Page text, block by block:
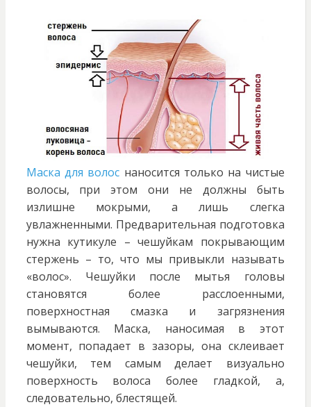
Маска для волос наносится только на чистые
волосы, при этом они не должны быть
излишне мокрыми, а лишь слегка
увлажненными. Предварительная подготовка
нужна кутикуле – чешуйкам покрывающим
стержень – то, что мы привыкли называть
«волос». Чешуйки после мытья головы
становятся более расслоенными,
поверхностная смазка и загрязнения
вымываются. Маска, наносимая в этот
момент, попадает в зазоры, она склеивает
чешуйки, тем самым делает визуально
поверхность волоса более гладкой, а,
следовательно, блестящей.